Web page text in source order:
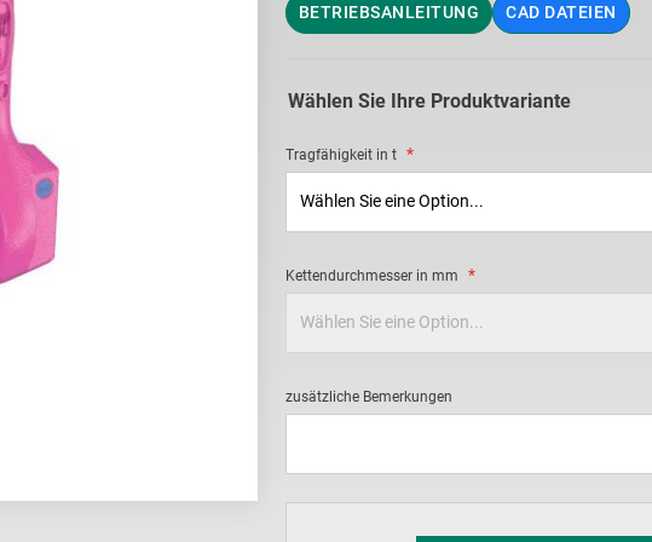
BETRIEBSANLEITUNG CAD DATEIEN
Wählen Sie Ihre Produktvariante
Tragfähigkeit in t
Kettendurchmesser in mm
zusätzliche Bemerkungen